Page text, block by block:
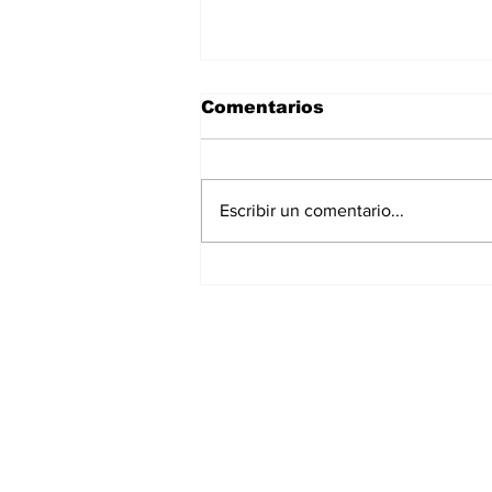
Comentarios
Escribir un comentario...